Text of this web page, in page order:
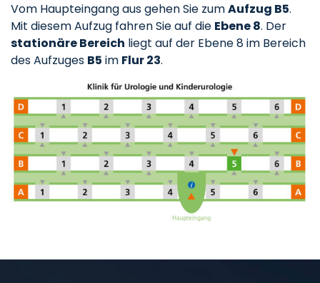
Vom Haupteingang aus gehen Sie zumAufzug B5.
Mit diesem Aufzug fahren Sie auf die Ebene 8. Der
stationäre Bereich liegt auf der Ebene 8 im Bereich
des Aufzuges B5 im Flur 23.